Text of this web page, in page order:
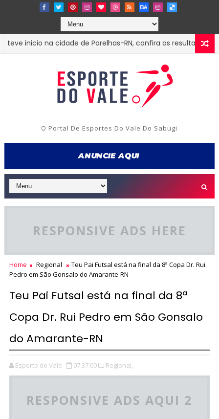
inicio na cidade de Parelhas-RN, confira os resultados e
O Portal De Esportes Do Vale Do Sabugi
RESPONSIVE ADS HERE
Home Regional
Teu Pai Futsal está na final da 8ª Copa Dr. Rui
Pedro em São Gonsalo do Amarante-RN
Teu Pai Futsal está na final da 8ª
Copa Dr. Rui Pedro em São Gonsalo
do Amarante-RN
Esporte do Vale 07:37:00 Regional,
RESPONSIVE ADS AQUI 2